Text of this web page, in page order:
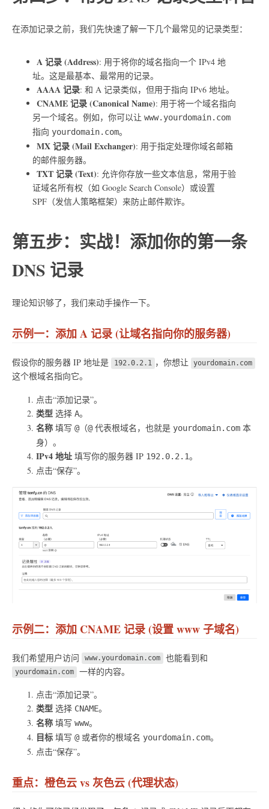
在添加记录之前，我们先快速了解一下几个最常见的记录类型：
A 记录 (Address): 用于将你的域名指向一个 IPv4 地
址。这是最基本、最常用的记录。
AAAA 记录: 和 A 记录类似，但用于指向 IPv6 地址。
CNAME 记录 (Canonical Name): 用于将一个域名指向
另一个域名。例如，你可以让 www.yourdomain.com
指向 yourdomain.com。
MX 记录 (Mail Exchanger): 用于指定处理你域名邮箱
的邮件服务器。
TXT 记录 (Text): 允许你存放一些文本信息，常用于验
证域名所有权（如 Google Search Console）或设置
SPF（发信人策略框架）来防止邮件欺诈。
第五步：实战！添加你的第一条
DNS 记录
理论知识够了，我们来动手操作一下。
示例一：添加 A 记录 (让域名指向你的服务器)
假设你的服务器 IP 地址是 192.0.2.1 ，你想让 yourdomain.com
这个根域名指向它。
点击“添加记录”。
类型 选择 A。
名称 填写 @ （@ 代表根域名，也就是 yourdomain.com 本
身）。
IPv4 地址 填写你的服务器 IP 192.0.2.1。
点击“保存”。
示例二：添加 CNAME 记录 (设置 www 子域名)
我们希望用户访问 www.yourdomain.com 也能看到和
yourdomain.com 一样的内容。
点击“添加记录”。
类型 选择 CNAME。
名称 填写 www。
目标 填写 @ 或者你的根域名 yourdomain.com。
点击“保存”。
重点：橙色云 vs 灰色云 (代理状态)